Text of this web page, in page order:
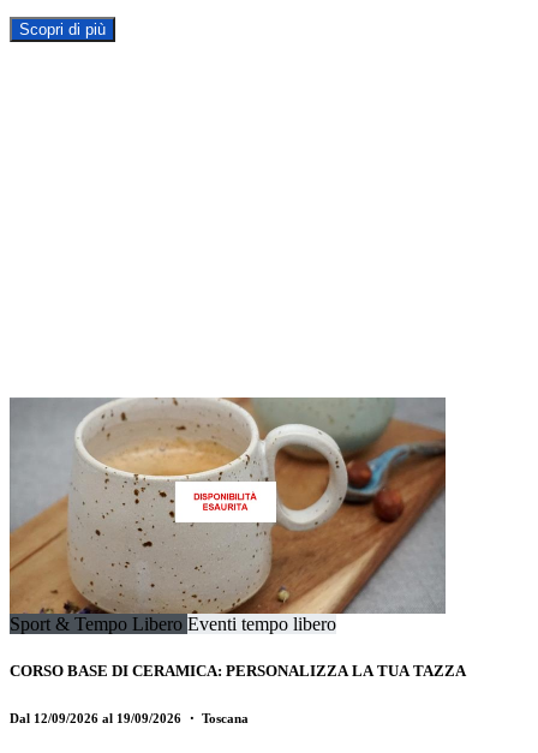
Scopri di più
Sport & Tempo Libero Eventi tempo libero
CORSO BASE DI CERAMICA: PERSONALIZZA LA TUA TAZZA
Dal 12/09/2026 al 19/09/2026 ・ Toscana